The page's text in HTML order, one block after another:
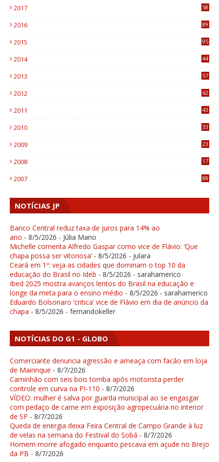
2017
58
2016
89
2015
95
2014
44
2013
57
2012
62
2011
43
2010
33
2009
23
2008
17
2007 88
NOTÍCIAS JP
Banco Central reduz taxa de juros para 14% ao
ano - 8/5/2026 - Júlia Mano
Michelle comenta Alfredo Gaspar como vice de Flávio: ‘Que
chapa possa ser vitoriosa’ - 8/5/2026 - julara
Ceará em 1º: veja as cidades que dominam o top 10 da
educação do Brasil no Ideb - 8/5/2026 - sarahamerico
Ibed 2025 mostra avanços lentos do Brasil na educação e
longe da meta para o ensino médio - 8/5/2026 - sarahamerico
Eduardo Bolsonaro ‘critica’ vice de Flávio em dia de anúncio da
chapa - 8/5/2026 - fernandokeller
NOTÍCIAS DO G1 - GLOBO
Comerciante denuncia agressão e ameaça com facão em loja
de Mairinque - 8/7/2026
Caminhão com seis bois tomba após motorista perder
controle em curva na PI-110 - 8/7/2026
VÍDEO: mulher é salva por guarda municipal ao se engasgar
com pedaço de carne em exposição agropecuária no interior
de SP - 8/7/2026
Queda de energia deixa Feira Central de Campo Grande à luz
de velas na semana do Festival do Sobá - 8/7/2026
Homem morre afogado enquanto pescava em açude no Brejo
da PB - 8/7/2026